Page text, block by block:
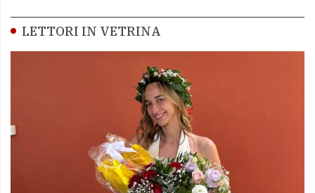
LETTORI IN VETRINA